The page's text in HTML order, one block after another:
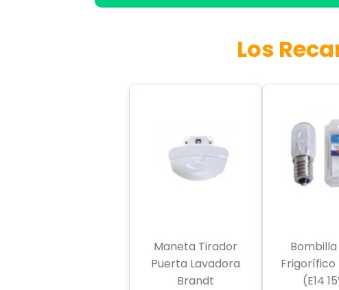
Los
Maneta Tirador
Puerta Lavadora
Brandt
Frigorífico
(E14